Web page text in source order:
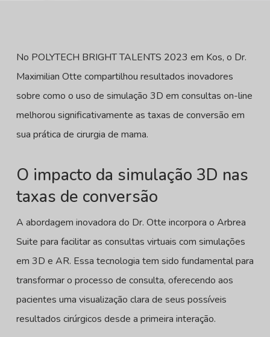
No POLYTECH BRIGHT TALENTS 2023 em Kos, o Dr.
Maximilian Otte compartilhou resultados inovadores
sobre como o uso de simulação 3D em consultas on-line
melhorou significativamente as taxas de conversão em
sua prática de cirurgia de mama.
O impacto da simulação 3D nas
taxas de conversão
A abordagem inovadora do Dr. Otte incorpora o Arbrea
Suite para facilitar as consultas virtuais com simulações
em 3D e AR. Essa tecnologia tem sido fundamental para
transformar o processo de consulta, oferecendo aos
pacientes uma visualização clara de seus possíveis
resultados cirúrgicos desde a primeira interação.